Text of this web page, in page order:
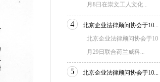
月8日在崇文工人文化...
4
北京企业法律顾问协会于10...
北京企业法律顾问协会于10
月29日联合荷兰威科...
5
北京企业法律顾问协会于10...